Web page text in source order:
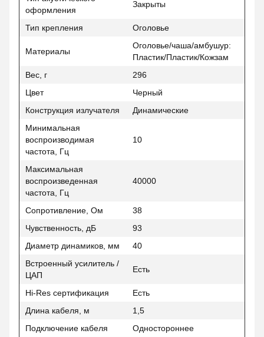
оформления
Закрыты
Тип крепления Оголовье
Материалы
Оголовье/чаша/амбушур:
Пластик/Пластик/Кожзам
Вес, г
296
Цвет
Черный
Конструкция излучателя
Динамические
Минимальная
воспроизводимая
частота, Гц
10
Максимальная
воспроизведенная
частота, Гц
40000
Сопротивление, Ом
38
Чувственность, дБ
93
Диаметр динамиков, мм
40
Встроенный усилитель /
ЦАП
Есть
Hi-Res сертификация
Есть
Длина кабеля, м
1,5
Подключение кабеля
Одностороннее